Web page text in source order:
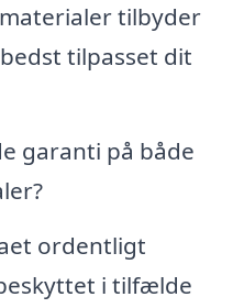
tilbyder
tilpasset dit
garanti på både
ordentligt
i tilfælde